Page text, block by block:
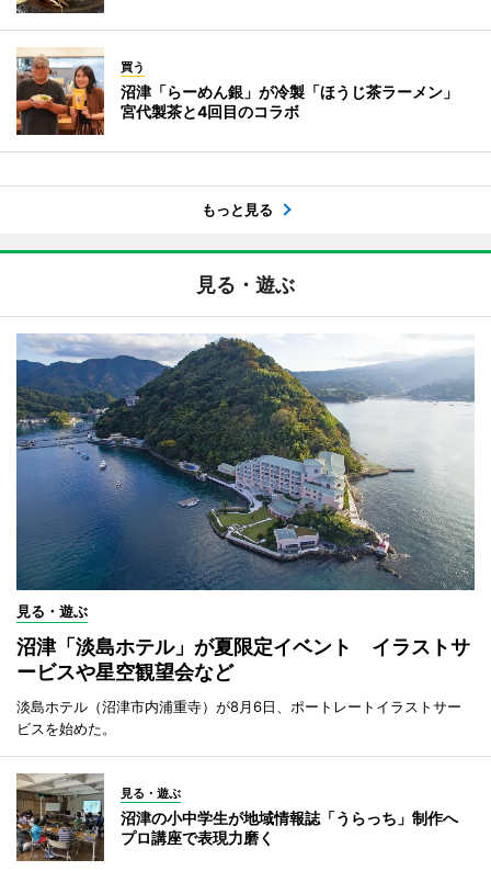
買う
沼津「らーめん銀」が冷製「ほうじ茶ラーメン」
宮代製茶と4回目のコラボ
もっと見る
見る・遊ぶ
見る・遊ぶ
沼津「淡島ホテル」が夏限定イベント イラストサ
ービスや星空観望会など
淡島ホテル（沼津市内浦重寺）が8月6日、ポートレートイラストサー
ビスを始めた。
見る・遊ぶ
沼津の小中学生が地域情報誌「うらっち」制作へ
プロ講座で表現力磨く